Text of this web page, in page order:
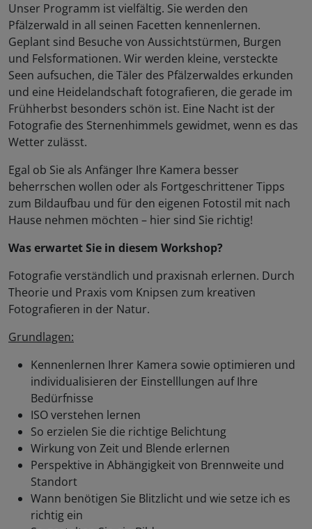
Unser Programm ist vielfältig. Sie werden den
Pfälzerwald in all seinen Facetten kennenlernen.
Geplant sind Besuche von Aussichtstürmen, Burgen
und Felsformationen. Wir werden kleine, versteckte
Seen aufsuchen, die Täler des Pfälzerwaldes erkunden
und eine Heidelandschaft fotografieren, die gerade im
Frühherbst besonders schön ist. Eine Nacht ist der
Fotografie des Sternenhimmels gewidmet, wenn es das
Wetter zulässt.
Egal ob Sie als Anfänger Ihre Kamera besser
beherrschen wollen oder als Fortgeschrittener Tipps
zum Bildaufbau und für den eigenen Fotostil mit nach
Hause nehmen möchten – hier sind Sie richtig!
Was erwartet Sie in diesem Workshop?
Fotografie verständlich und praxisnah erlernen. Durch
Theorie und Praxis vom Knipsen zum kreativen
Fotografieren in der Natur.
Grundlagen:
Kennenlernen Ihrer Kamera sowie optimieren und
individualisieren der Einstelllungen auf Ihre
Bedürfnisse
ISO verstehen lernen
So erzielen Sie die richtige Belichtung
Wirkung von Zeit und Blende erlernen
Perspektive in Abhängigkeit von Brennweite und
Standort
Wann benötigen Sie Blitzlicht und wie setze ich es
richtig ein